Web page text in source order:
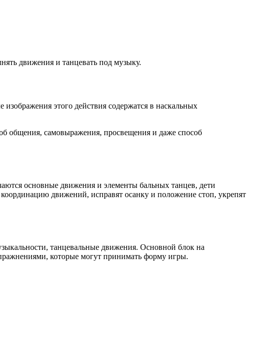
движения и танцевать под музыку.
изображения этого действия содержатся в наскальных
общения, самовыражения, просвещения и даже способ
основные движения и элементы бальных танцев, дети
движений, исправят осанку и положение стоп, укрепят
танцевальные движения. Основной блок на
которые могут принимать форму игры.